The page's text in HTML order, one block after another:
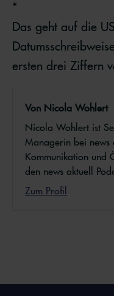
*
Das geht auf die
ersten drei Ziffern
Von Nicola Wohlert
Nicola Wohlert ist
Managerin bei news
Kommunikation und
den news aktuell
Zum Profil